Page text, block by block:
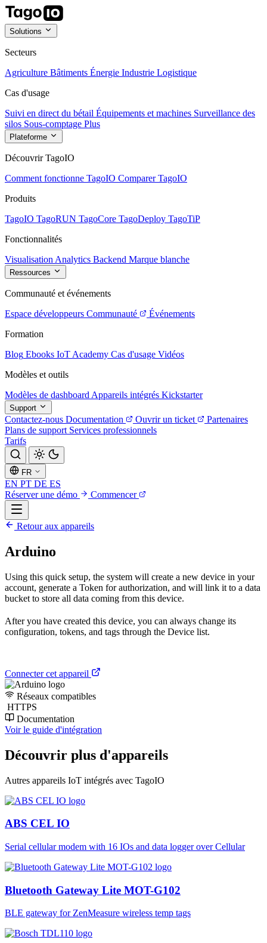
Solutions
Secteurs
Agriculture Bâtiments Énergie Industrie Logistique
Cas d'usage
Suivi en direct du bétail Équipements et machines Surveillance des
silos Sous-comptage Plus
Plateforme
Découvrir TagoIO
Comment fonctionne TagoIO Comparer TagoIO
Produits
TagoIO TagoRUN TagoCore TagoDeploy TagoTiP
Fonctionnalités
Visualisation Analytics Backend Marque blanche
Ressources
Communauté et événements
Espace développeurs Communauté
Événements
Formation
Blog Ebooks IoT Academy Cas d'usage Vidéos
Modèles et outils
Modèles de dashboard Appareils intégrés Kickstarter
Support
Contactez-nous Documentation Ouvrir un ticket
Partenaires
Plans de support Services professionnels
Tarifs
FR
EN PT DE ES
Réserver une démo
Commencer
Retour aux appareils
Arduino
Using this quick setup, the system will create a new device in your
account, generate a Token for authorization, and will link it to a data
bucket to store all data coming from this device.
After you have created this device, you can always change its
configuration, tokens, and tags through the Device list.
Connecter cet appareil
Réseaux compatibles
HTTPS
Documentation
Voir le guide d'intégration
Découvrir plus d'appareils
Autres appareils IoT intégrés avec TagoIO
ABS CEL IO
Serial cellular modem with 16 IOs and data logger over Cellular
Bluetooth Gateway Lite MOT-G102
BLE gateway for ZenMeasure wireless temp tags